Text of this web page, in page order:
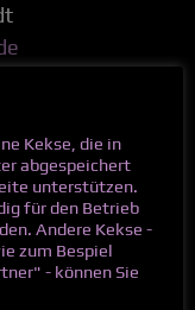
Kekse, die in
abgespeichert
unterstützen.
für den Betrieb
Andere Kekse -
zum Bespiel
- können Sie